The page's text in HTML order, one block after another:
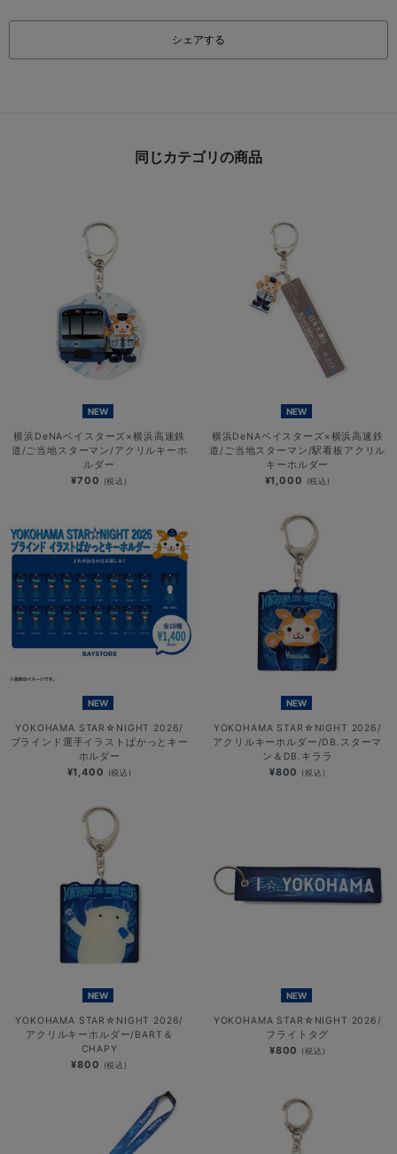
シェアする
同じカテゴリの商品
NEW
横浜DeNAベイスターズ×横浜高速鉄
道/ご当地スターマン/アクリルキーホ
ルダー
¥700 (税込)
NEW
横浜DeNAベイスターズ×横浜高速鉄
道/ご当地スターマン/駅看板アクリル
キーホルダー
¥1,000 (税込)
NEW
YOKOHAMA STAR☆NIGHT 2026/
ブラインド選手イラストぱかっとキー
ホルダー
¥1,400 (税込)
NEW
YOKOHAMA STAR☆NIGHT 2026/
アクリルキーホルダー/DB.スターマ
ン＆DB.キララ
¥800 (税込)
NEW
YOKOHAMA STAR☆NIGHT 2026/
アクリルキーホルダー/BART＆
CHAPY
¥800 (税込)
NEW
YOKOHAMA STAR☆NIGHT 2026/
フライトタグ
¥800 (税込)